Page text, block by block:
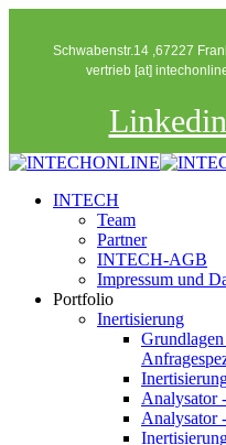
Schwabenstr.14 ,67227
vertrieb [at]
Linkedin
INTECH
Team
Partner
INTECH-AGB
Impressum und
Portfolio
Inertisierung
Analysator
Analysator